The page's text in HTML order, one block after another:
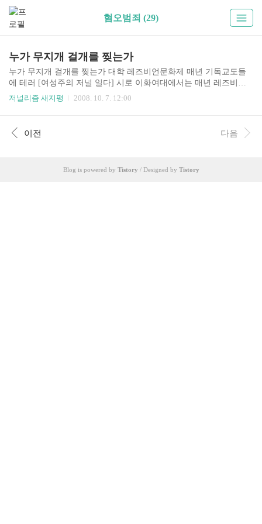
혐오범죄 (29)
누가 무지개 걸개를 찢는가
누가 무지개 걸개를 찢는가 대학 레즈비언문화제 매년 기독교도들
에 테러 [여성주의 저널 일다] 시로 이화여대에서는 매년 레즈비언
문화제가 열린다. 이화레즈비언인권운동모임 ‘변태소녀 하늘을 날
등을 제공받고 있는 ‘공식적인’ 모임이다. 동성애자로 커밍아웃하기
쉽지 않은 현실 속에서, 대부분 대학의 동성애자모임들은 학교에서
는 것이다. 자료집 훔치고, 전시물 찢고, 성유 뿌려 레즈비언 문화제
저널리즘 새지평 2008. 10. 7. 12:00
이전 다음
Blog is powered by Tistory / Designed by Tistory